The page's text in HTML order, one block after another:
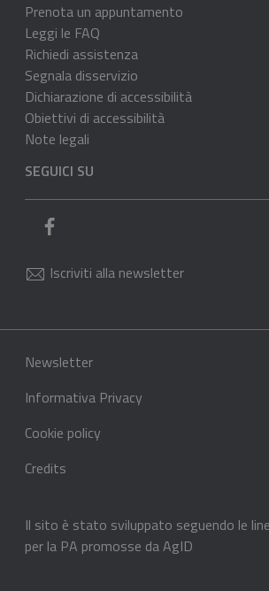
Prenota un appuntamento
Leggi le FAQ
Richiedi assistenza
Segnala disservizio
Dichiarazione di accessibilità
Obiettivi di accessibilità
Note legali
SEGUICI SU
Iscriviti alla newsletter
Sezione Link di servizio
Sezione Link Utili
Newsletter
Informativa Privacy
Cookie policy
Credits
Il sito è stato sviluppato seguendo le
per la PA promosse da AgID